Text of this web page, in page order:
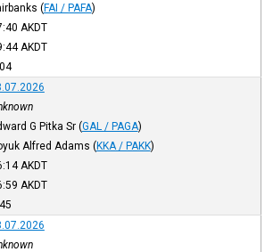
(FAI / PAFA)
AKDT
AKDT
G Pitka Sr (GAL / PAGA)
Alfred Adams (KKA / PAKK)
AKDT
AKDT